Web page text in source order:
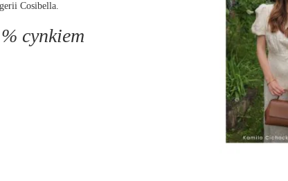
Cosibella.
cynkiem